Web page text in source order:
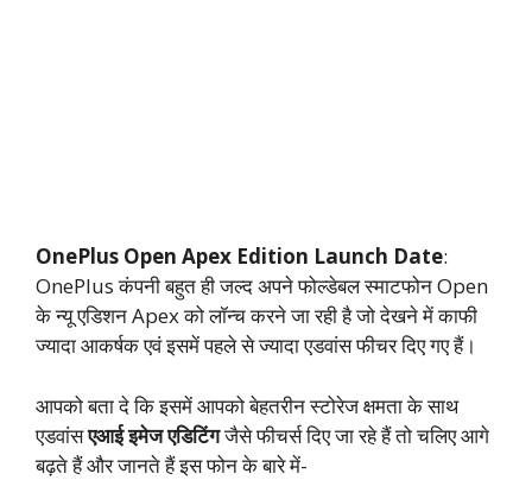
OnePlus Open Apex Edition Launch Date:
OnePlus कंपनी बहुत ही जल्द अपने फोल्डेबल स्माटफोन Open
के न्यू एडिशन Apex को लॉन्च करने जा रही है जो देखने में काफी
ज्यादा आकर्षक एवं इसमें पहले से ज्यादा एडवांस फीचर दिए गए हैं।
आपको बता दे कि इसमें आपको बेहतरीन स्टोरेज क्षमता के साथ
एडवांसएआई इमेज एडिटिंगजैसे फीचर्स दिए जा रहे हैं तो चलिए आगे
बढ़ते हैं और जानते हैं इस फोन के बारे में-